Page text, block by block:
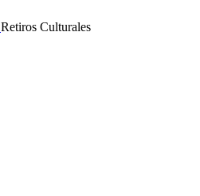
Retiros Culturales